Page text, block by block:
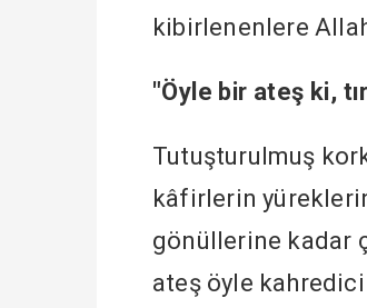
kibirlenenlere
"Öyle bir ateş ki,
Tutuşturulmuş
kâfirlerin
gönüllerine kadar
ateş öyle